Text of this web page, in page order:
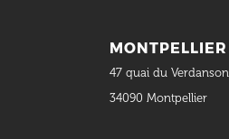
MONTPELLIER
47 quai du Verdanson
34090 Montpellier